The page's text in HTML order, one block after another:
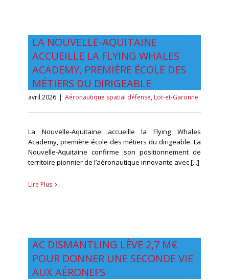
LA NOUVELLE-AQUITAINE
ACCUEILLE LA FLYING WHALES
ACADEMY, PREMIÈRE ÉCOLE DES
MÉTIERS DU DIRIGEABLE
avril 2026 Aéronautique spatial défense, Lot-et-Garonne
La Nouvelle-Aquitaine accueille la Flying Whales
Academy, première école des métiers du dirigeable. La
Nouvelle-Aquitaine confirme son positionnement de
territoire pionnier de l’aéronautique innovante avec [...]
Lire Plus
AC DISMANTLING LÈVE 2,7 M€
POUR DONNER UNE SECONDE VIE
AUX AÉRONEFS